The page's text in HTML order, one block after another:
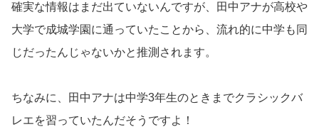
確実な情報はまだ出ていないんですが、田中アナが高校や
大学で成城学園に通っていたことから、流れ的に中学も同
じだったんじゃないかと推測されます。
ちなみに、田中アナは中学3年生のときまでクラシックバ
レエを習っていたんだそうですよ！